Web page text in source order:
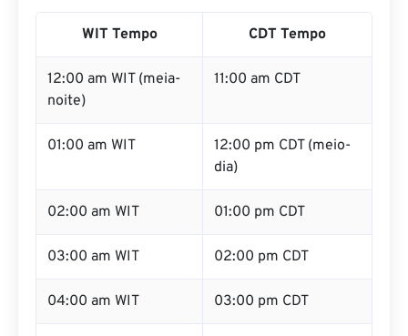
WIT Tempo CDT Tempo
12:00 am WIT (meia-
noite)
11:00 am CDT
01:00 am WIT
12:00 pm CDT (meio-
dia)
02:00 am WIT 01:00 pm CDT
03:00 am WIT 02:00 pm CDT
04:00 am WIT 03:00 pm CDT